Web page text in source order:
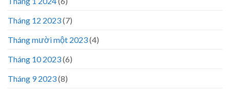
Tháng 12 2023(7)
Tháng mười một 2023(4)
Tháng 10 2023(6)
Tháng 9 2023(8)